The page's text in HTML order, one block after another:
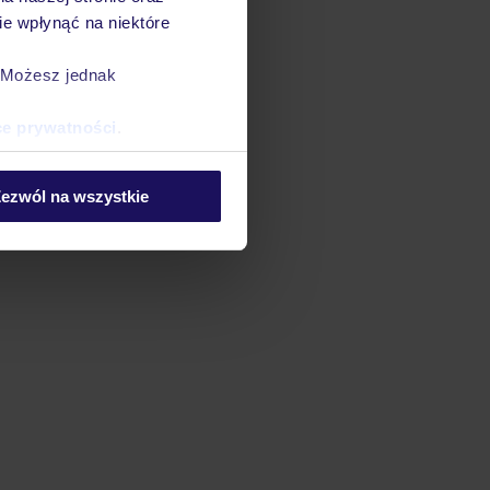
wpłynąć na niektóre
jednak
prywatności
na wszystkie